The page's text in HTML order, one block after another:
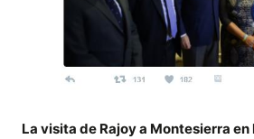
La visita de Rajoy a Montesierra en